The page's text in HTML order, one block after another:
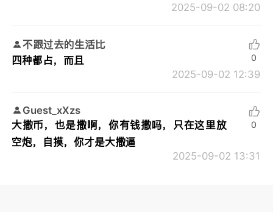
2025-09-02 08:20
不跟过去的生活比
四种都占，而且
2025-09-02 12:39
0
Guest_xXzs
大撒币，也是撒啊，你有钱撒吗，只在这里放
空炮，自摸，你才是大撒逼
2025-09-02 13:31
0